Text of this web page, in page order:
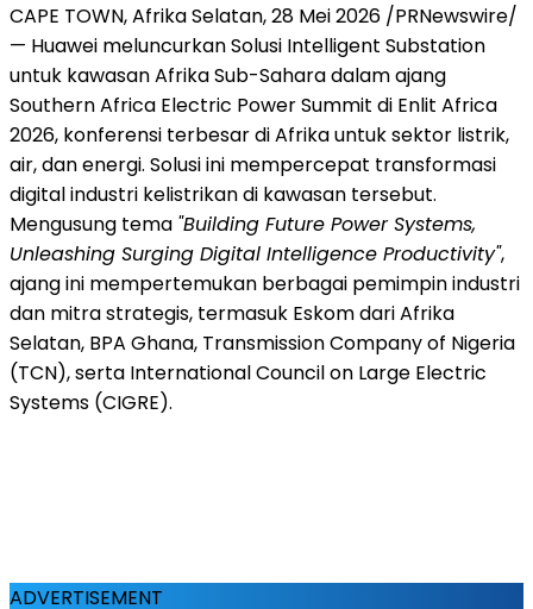
CAPE TOWN, Afrika Selatan,28 Mei 2026 /PRNewswire/
— Huawei meluncurkan Solusi Intelligent Substation
untuk kawasan Afrika Sub-Sahara dalam ajang
Southern Africa Electric Power Summit di Enlit Africa
2026, konferensi terbesar di Afrika untuk sektor listrik,
air, dan energi. Solusi ini mempercepat transformasi
digital industri kelistrikan di kawasan tersebut.
Mengusung tema "Building Future Power Systems,
Unleashing Surging Digital Intelligence Productivity",
ajang ini mempertemukan berbagai pemimpin industri
dan mitra strategis, termasuk Eskom dari Afrika
Selatan, BPA Ghana, Transmission Company of Nigeria
(TCN), serta International Council on Large Electric
Systems (CIGRE).
ADVERTISEMENT